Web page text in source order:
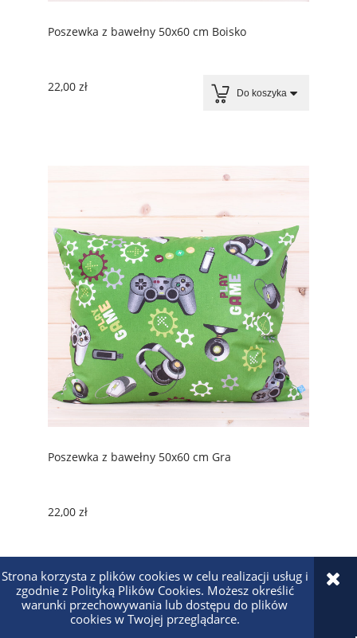
Strona korzysta z plików cookies w celu realizacji usług i
zgodnie z Polityką Plików Cookies. Możesz określić
warunki przechowywania lub dostępu do plików
cookies w Twojej przeglądarce.
Poszewka z bawełny 50x60 cm Boisko
22,00 zł Do koszyka
Poszewka z bawełny 50x60 cm Gra
22,00 zł